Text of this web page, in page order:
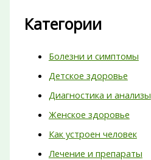
Категории
Болезни и симптомы
Детское здоровье
Диагностика и анализы
Женское здоровье
Как устроен человек
Лечение и препараты